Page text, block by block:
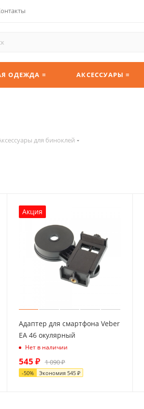
ОДЕЖДА ≡ АКСЕССУАРЫ ≡
для биноклей
Акция
Адаптер для смартфона Veber
EA 46 окулярный
Нет в наличии
545 ₽ 1 090₽
-50% Экономия 545₽